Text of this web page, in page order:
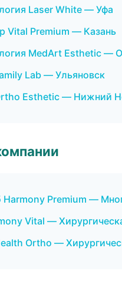
Laser White — Уфа
Vital Premium — Казань
MedArt Esthetic —
Lab — Ульяновск
Esthetic — Нижний
Premium —
Vital —
Ortho —